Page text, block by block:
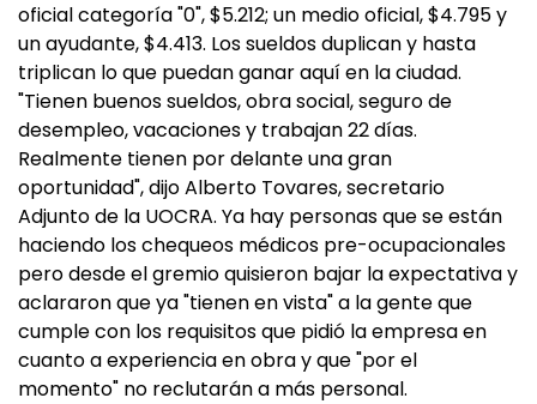
oficial categoría "0", $5.212; un medio oficial, $4.795 y
un ayudante, $4.413. Los sueldos duplican y hasta
triplican lo que puedan ganar aquí en la ciudad.
"Tienen buenos sueldos, obra social, seguro de
desempleo, vacaciones y trabajan 22 días.
Realmente tienen por delante una gran
oportunidad", dijo Alberto Tovares, secretario
Adjunto de la UOCRA. Ya hay personas que se están
haciendo los chequeos médicos pre-ocupacionales
pero desde el gremio quisieron bajar la expectativa y
aclararon que ya "tienen en vista" a la gente que
cumple con los requisitos que pidió la empresa en
cuanto a experiencia en obra y que "por el
momento" no reclutarán a más personal.